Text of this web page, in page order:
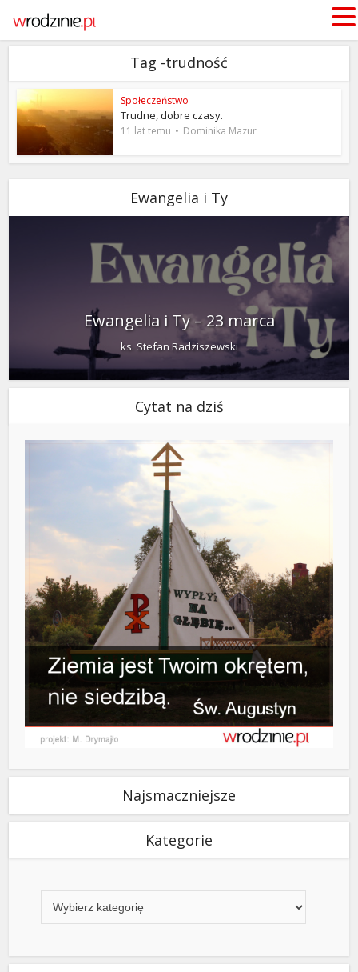
Tag -trudność
Społeczeństwo
Trudne, dobre czasy.
11 lat temu Dominika Mazur
Ewangelia i Ty
Ewangelia i Ty – 23 marca
ks. Stefan Radziszewski
Cytat na dziś
Najsmaczniejsze
Kategorie